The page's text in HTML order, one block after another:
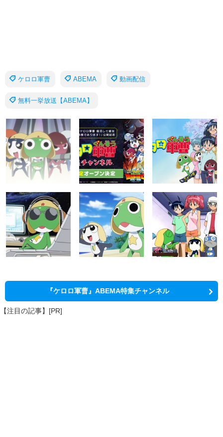
ケロロ軍曹 ABEMA 動画配信
無料一挙放送【ABEMA】
『ケロロ軍曹』ABEMA特集チャンネル
【注目の記事】[PR]